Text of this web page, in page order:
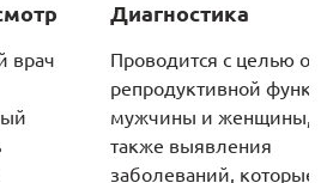
врач
Диагностика
Проводится с целью
репродуктивной
мужчины и женщины, а
также выявления
заболеваний, которые